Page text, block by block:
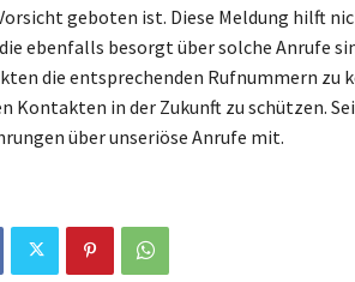
geboten ist. Diese Meldung hilft
ebenfalls besorgt über solche Anrufe
die entsprechenden Rufnummern zu
Kontakten in der Zukunft zu schützen.
über unseriöse Anrufe mit.